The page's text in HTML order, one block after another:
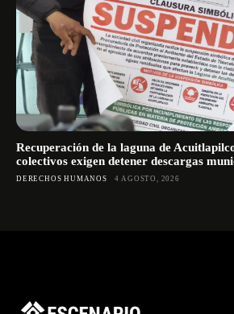
Recuperación de la laguna de
colectivos exigen detener descargas
DERECHOS HUMANOS 4 AGOSTO, 2026